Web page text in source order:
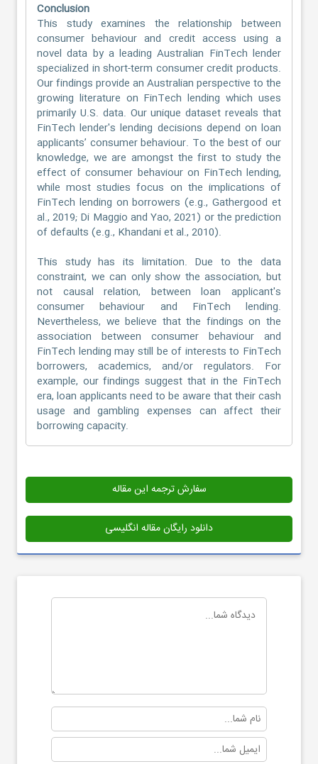
Conclusion
This study examines the relationship between
consumer behaviour and credit access using a
novel data by a leading Australian FinTech lender
specialized in short-term consumer credit products.
Our findings provide an Australian perspective to the
growing literature on FinTech lending which uses
primarily U.S. data. Our unique dataset reveals that
FinTech lender's lending decisions depend on loan
applicants’ consumer behaviour. To the best of our
knowledge, we are amongst the first to study the
effect of consumer behaviour on FinTech lending,
while most studies focus on the implications of
FinTech lending on borrowers (e.g., Gathergood et
al., 2019; Di Maggio and Yao, 2021) or the prediction
of defaults (e.g., Khandani et al., 2010).
This study has its limitation. Due to the data
constraint, we can only show the association, but
not causal relation, between loan applicant's
consumer behaviour and FinTech lending.
Nevertheless, we believe that the findings on the
association between consumer behaviour and
FinTech lending may still be of interests to FinTech
borrowers, academics, and/or regulators. For
example, our findings suggest that in the FinTech
era, loan applicants need to be aware that their cash
usage and gambling expenses can affect their
borrowing capacity.
سفارش ترجمه این مقاله
دانلود رایگان مقاله انگلیسی